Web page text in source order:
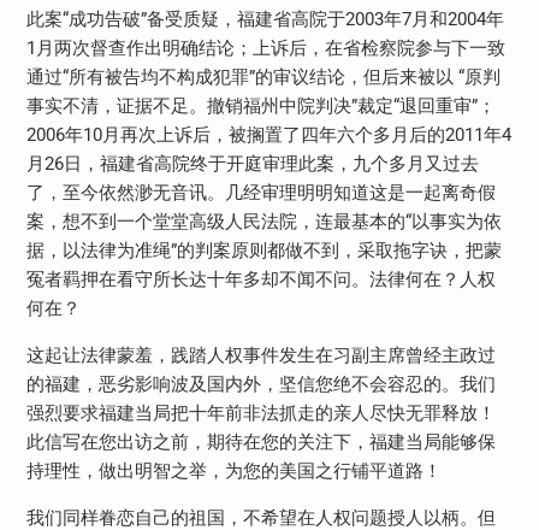
此案“成功告破”备受质疑，福建省高院于2003年7月和2004年
1月两次督查作出明确结论；上诉后，在省检察院参与下一致
通过“所有被告均不构成犯罪”的审议结论，但后来被以 “原判
事实不清，证据不足。撤销福州中院判决”裁定“退回重审”；
2006年10月再次上诉后，被搁置了四年六个多月后的2011年4
月26日，福建省高院终于开庭审理此案，九个多月又过去
了，至今依然渺无音讯。几经审理明明知道这是一起离奇假
案，想不到一个堂堂高级人民法院，连最基本的“以事实为依
据，以法律为准绳”的判案原则都做不到，采取拖字诀，把蒙
冤者羁押在看守所长达十年多却不闻不问。法律何在？人权
何在？
这起让法律蒙羞，践踏人权事件发生在习副主席曾经主政过
的福建，恶劣影响波及国内外，坚信您绝不会容忍的。我们
强烈要求福建当局把十年前非法抓走的亲人尽快无罪释放！
此信写在您出访之前，期待在您的关注下，福建当局能够保
持理性，做出明智之举，为您的美国之行铺平道路！
我们同样眷恋自己的祖国，不希望在人权问题授人以柄。但